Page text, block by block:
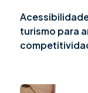
turismo para